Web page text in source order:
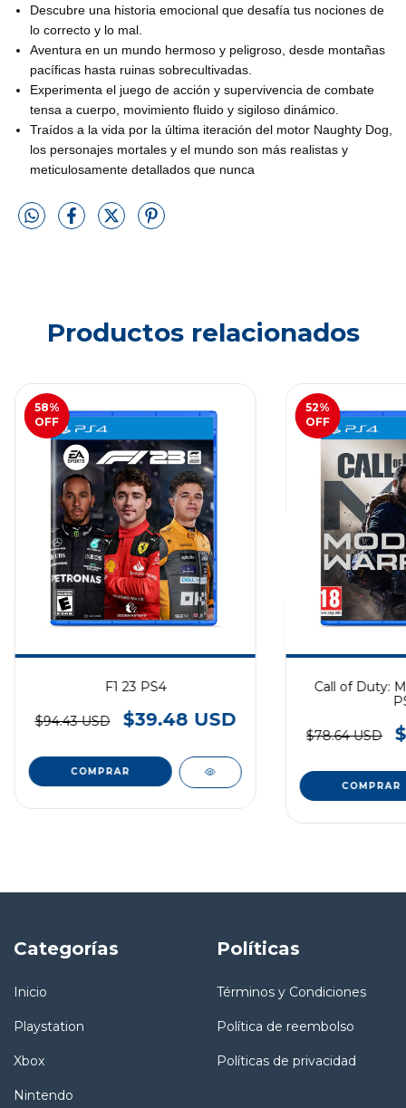
Descubre una historia emocional que desafía tus nociones de
lo correcto y lo mal.
Aventura en un mundo hermoso y peligroso, desde montañas
pacíficas hasta ruinas sobrecultivadas.
Experimenta el juego de acción y supervivencia de combate
tensa a cuerpo, movimiento fluido y sigiloso dinámico.
Traídos a la vida por la última iteración del motor Naughty Dog,
los personajes mortales y el mundo son más realistas y
meticulosamente detallados que nunca
Productos relacionados
58%
OFF
F1 23 PS4
$94.43 USD $39.48 USD
COMPRAR
52%
OFF
Call of Duty:
$78.64 USD
COMPRAR
Categorías
Inicio
Playstation
Xbox
Nintendo
Políticas
Términos y Condiciones
Política de reembolso
Políticas de privacidad